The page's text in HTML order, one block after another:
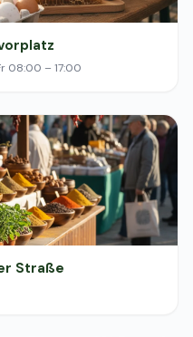
08:00 – 17:00
Straße